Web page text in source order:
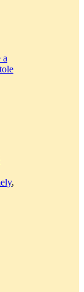
a
,